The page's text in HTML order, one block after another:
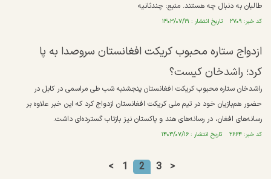
طالبان به دنبال چه هستند. منبع: چندثانیه
کد خبر: ۲۷۰۹ تاریخ انتشار : ۱۴۰۳/۰۷/۱۹
ازدواج ستاره محبوب کریکت افغانستان سروصدا به پا
کرد؛ راشدخان کیست؟
راشدخان ستاره محبوب کریکت افغانستان پنجشنبه شب طی مراسمی در کابل در
حضور هم‌بازیان خود در تیم ملی کریکت افغانستان ازدواج کرد که این خبر علاوه بر
رسانه‌های افغان، در رسانه‌های هند و پاکستان نیز بازتاب گسترده‌ای داشت.
کد خبر: ۲۶۶۴ تاریخ انتشار : ۱۴۰۳/۰۷/۱۶
< 1 2 3 >